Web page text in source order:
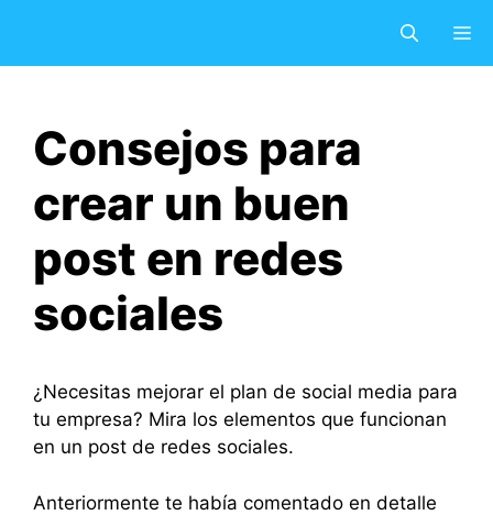
contenido
Consejos para
crear un buen
post en redes
sociales
¿Necesitas mejorar el plan de social media para
tu empresa? Mira los elementos que funcionan
en un post de redes sociales.
Anteriormente te había comentado en detalle